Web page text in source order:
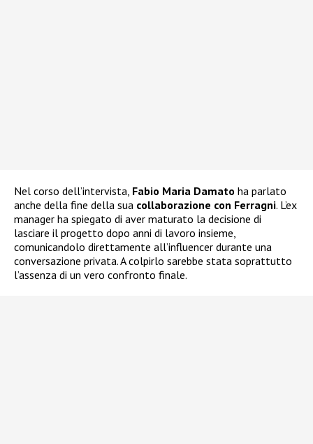
Nel corso dell’intervista, Fabio Maria Damato ha parlato
anche della fine della sua collaborazione con Ferragni. L’ex
manager ha spiegato di aver maturato la decisione di
lasciare il progetto dopo anni di lavoro insieme,
comunicandolo direttamente all’influencer durante una
conversazione privata. A colpirlo sarebbe stata soprattutto
l’assenza di un vero confronto finale.